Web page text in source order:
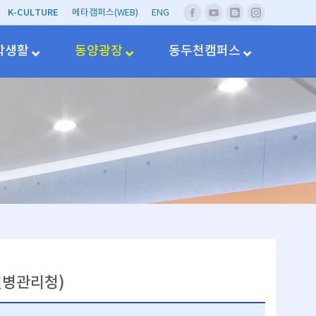
K-CULTURE 메타캠퍼스(WEB) ENG
페
스
북
유
브
네
버
그
Instagram
생활 동양광장 동두천캠퍼스
관리청)